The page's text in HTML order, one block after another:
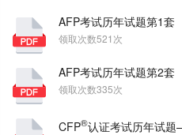
AFP考试历年试题第1套
领取次数521次
AFP考试历年试题第2套
领取次数335次
CFP®认证考试历年试